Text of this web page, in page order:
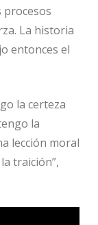
procesos
La historia
entonces el
la certeza
la
lección moral
traición”,